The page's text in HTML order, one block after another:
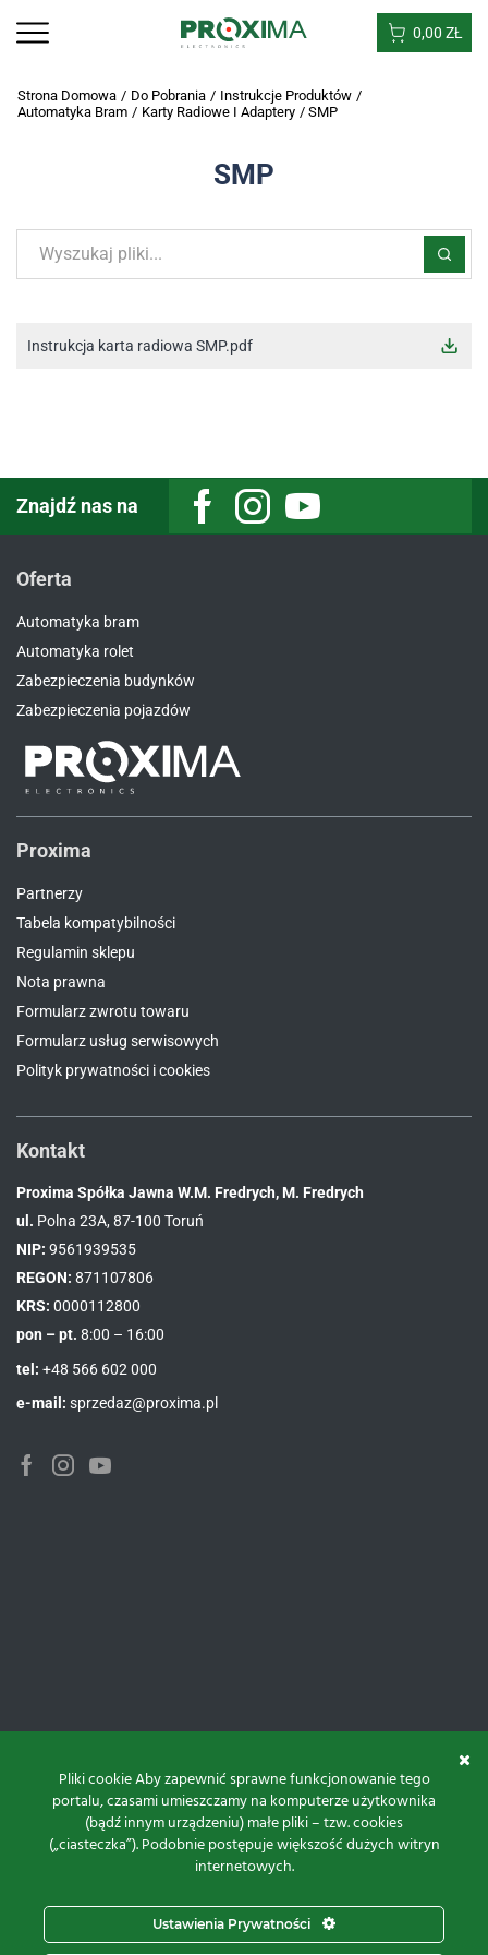
0,00 ZŁ
Strona Domowa / Do Pobrania / Instrukcje Produktów /
Automatyka Bram / Karty Radiowe I Adaptery / SMP
SMP
Instrukcja karta radiowa SMP.pdf
Znajdź nas na FacebookInstagramYoutube
Oferta
Automatyka bram
Automatyka rolet
Zabezpieczenia budynków
Zabezpieczenia pojazdów
Proxima
Partnerzy
Tabela kompatybilności
Regulamin sklepu
Nota prawna
Formularz zwrotu towaru
Formularz usług serwisowych
Polityk prywatności i cookies
Kontakt
Proxima Spółka Jawna W.M. Fredrych, M. Fredrych
ul. Polna 23A, 87-100 Toruń
NIP: 9561939535
REGON: 871107806
KRS: 0000112800
pon – pt. 8:00 – 16:00
tel: +48 566 602 000
e-mail: sprzedaz@proxima.pl
FacebookInstagramYoutube
Projekt i realizacja:
Pliki cookie Aby zapewnić sprawne funkcjonowanie tego
portalu, czasami umieszczamy na komputerze użytkownika
(bądź innym urządzeniu) małe pliki – tzw. cookies
(„ciasteczka”). Podobnie postępuje większość dużych witryn
internetowych.
Ustawienia Prywatności